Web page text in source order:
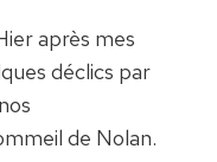
après mes
déclics par
de Nolan.